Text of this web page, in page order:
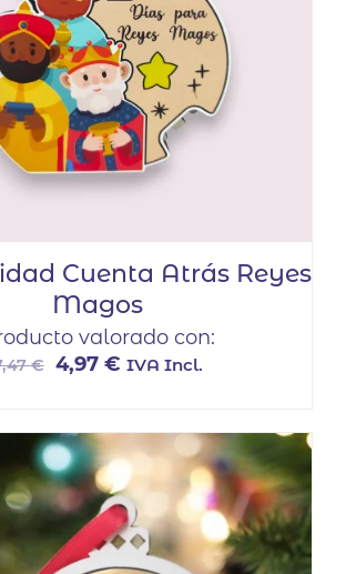
Cuenta Atrás Reyes
Magos
valorado con:
€ El
era:
7,47 €.
4,97 €El
4,97 €.
IVA Incl.